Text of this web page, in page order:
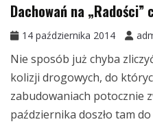
Dachowań na „Radości”
14 października 2014
Nie sposób już chyba
kolizji drogowych, do
zabudowaniach potocznie
października doszło tam do